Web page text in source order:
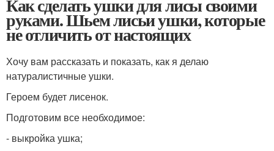
Как сделать ушки для лисы своими
руками. Шьем лисьи ушки, которые
не отличить от настоящих
Хочу вам рассказать и показать, как я делаю
натуралистичные ушки.
Героем будет лисенок.
Подготовим все необходимое:
- выкройка ушка;